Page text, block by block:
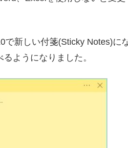
で新しい付箋(Sticky Notes)に
ようになりました。